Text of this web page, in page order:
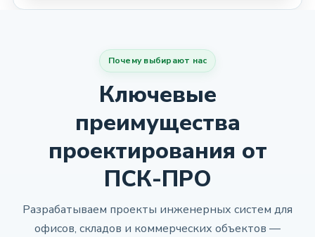
Почему выбирают нас
Ключевые
преимущества
проектирования от
ПСК-ПРО
Разрабатываем проекты инженерных систем для
офисов, складов и коммерческих объектов —